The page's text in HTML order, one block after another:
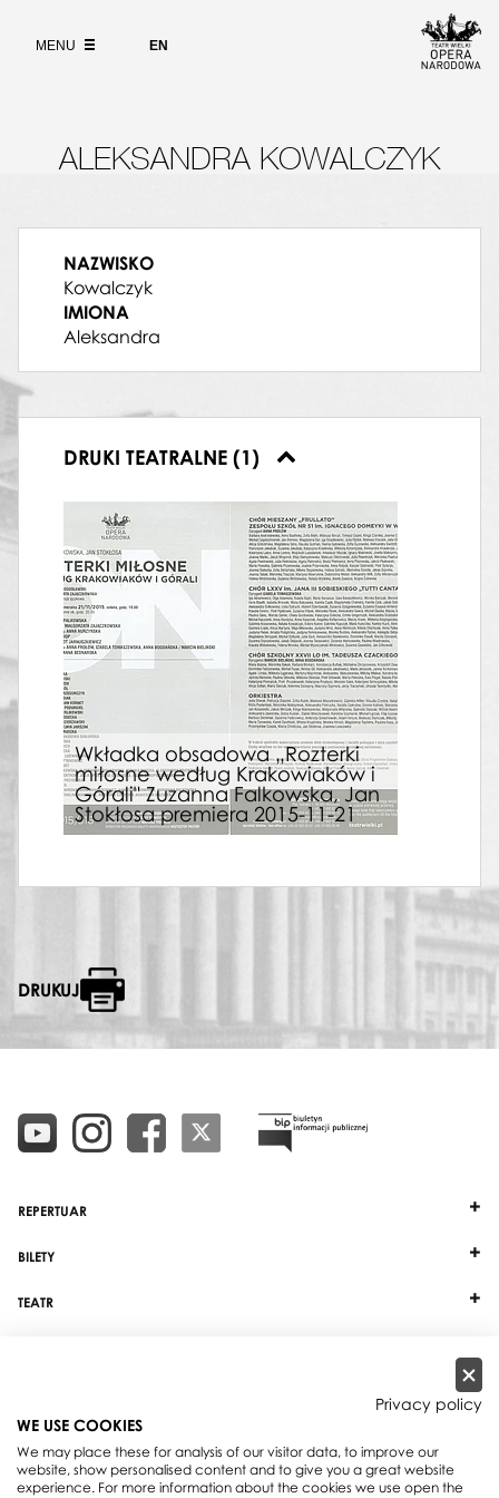
EN
MENU
ALEKSANDRA KOWALCZYK
NAZWISKO
Kowalczyk
IMIONA
Aleksandra
DRUKI TEATRALNE (1)
Wkładka obsadowa „Rozterki
miłosne według Krakowiaków i
Górali" Zuzanna Falkowska, Jan
Stokłosa premiera 2015-11-21
DRUKUJ
REPERTUAR
BILETY
TEATR
Privacy policy
WE USE COOKIES
We may place these for analysis of our visitor data, to improve our
website, show personalised content and to give you a great website
experience. For more information about the cookies we use open the